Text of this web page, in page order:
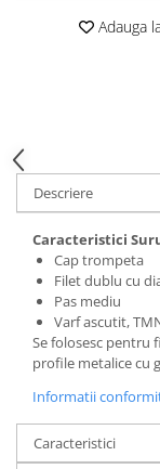
Profile Gips Carton
Adezivi Acoperiri
Adezivi Parchet și
Produse pentru
Colțare Protecție
Profile Baie
Placări Ceramice și
Profile Dilatatie
Chituri de Rosturi
Distanțiere si Pene
Adezivi
Produse pentru
Adauga
Descriere
Caracteristici
Cap trompeta
Filet dublu cu
Pas mediu
Varf ascutit,
Se folosesc pentru
profile metalice cu
Informatii
Caracteristici